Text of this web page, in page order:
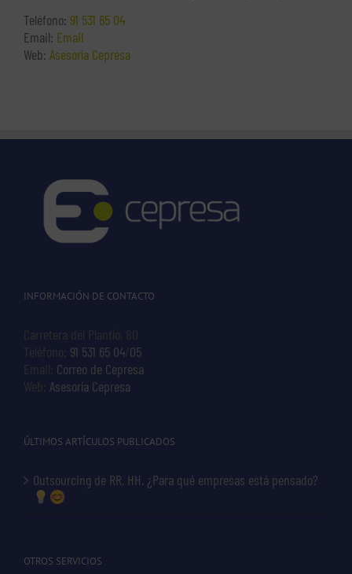
Teléfono: 91 531 65 04
Email: Email
Web: Asesoría Cepresa
INFORMACIÓN DE CONTACTO
Carretera del Plantío, 80
Teléfono: 91 531 65 04 05
Email: Correo de Cepresa
Web: Asesoría Cepresa
ÚLTIMOS ARTÍCULOS PUBLICADOS
Outsourcing de RR. HH. ¿Para qué empresas está pensado?
OTROS SERVICIOS